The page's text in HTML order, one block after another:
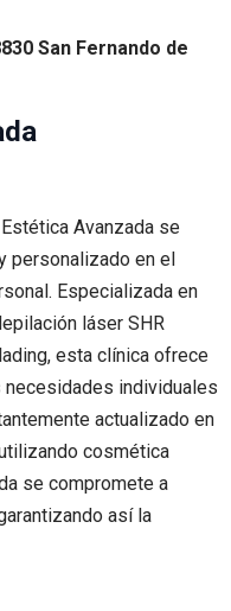
San Fernando de
Avanzada se
personalizado en el
Especializada en
láser SHR
esta clínica ofrece
necesidades individuales
actualizado en
cosmética
se compromete a
así la